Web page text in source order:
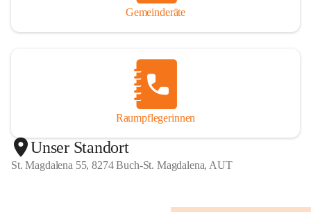
Gemeinderäte
Raumpflegerinnen
Unser Standort
St. Magdalena 55, 8274 Buch-St. Magdalena, AUT